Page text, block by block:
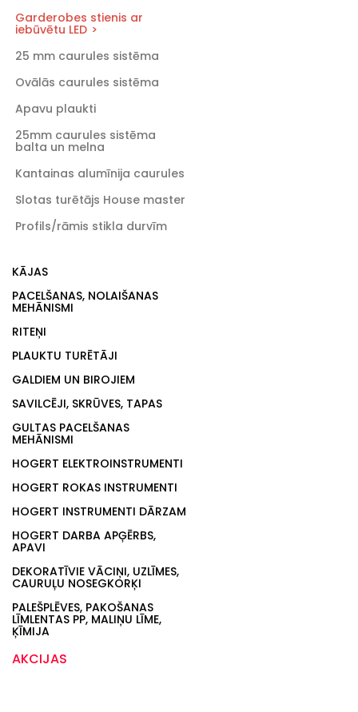
Garderobes stienis ar
iebūvētu LED
25 mm caurules sistēma
Ovālās caurules sistēma
Apavu plaukti
25mm caurules sistēma
balta un melna
Kantainas alumīnija caurules
Slotas turētājs House master
Profils/rāmis stikla durvīm
KĀJAS
PACELŠANAS, NOLAIŠANAS
MEHĀNISMI
RITEŅI
PLAUKTU TURĒTĀJI
GALDIEM UN BIROJIEM
SAVILCĒJI, SKRŪVES, TAPAS
GULTAS PACELŠANAS
MEHĀNISMI
HOGERT ELEKTROINSTRUMENTI
HOGERT ROKAS INSTRUMENTI
HOGERT INSTRUMENTI DĀRZAM
HOGERT DARBA APĢĒRBS,
APAVI
DEKORATĪVIE VĀCIŅI, UZLĪMES,
CAURUĻU NOSEGKORĶI
PALEŠPLĒVES, PAKOŠANAS
LĪMLENTAS PP, MALIŅU LĪME,
ĶĪMIJA
AKCIJAS